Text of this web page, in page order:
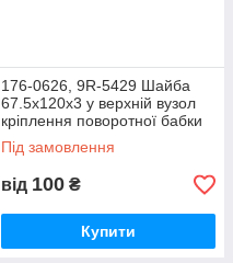
176-0626, 9R-5429 Шайба
67.5х120х3 у верхній вузол
кріплення поворотної бабки
до каретки Caterpillar
Під замовлення
від 100 ₴
Купити